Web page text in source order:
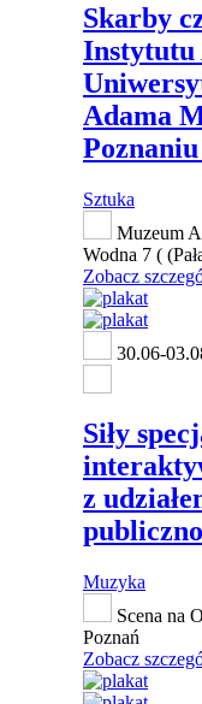
Skarby
Instytutu
Adama
Sztuka
Muzeum
Wodna 7 (
Zobacz
30.06-
Siły
z
Muzyka
Scena na
Poznań
Zobacz